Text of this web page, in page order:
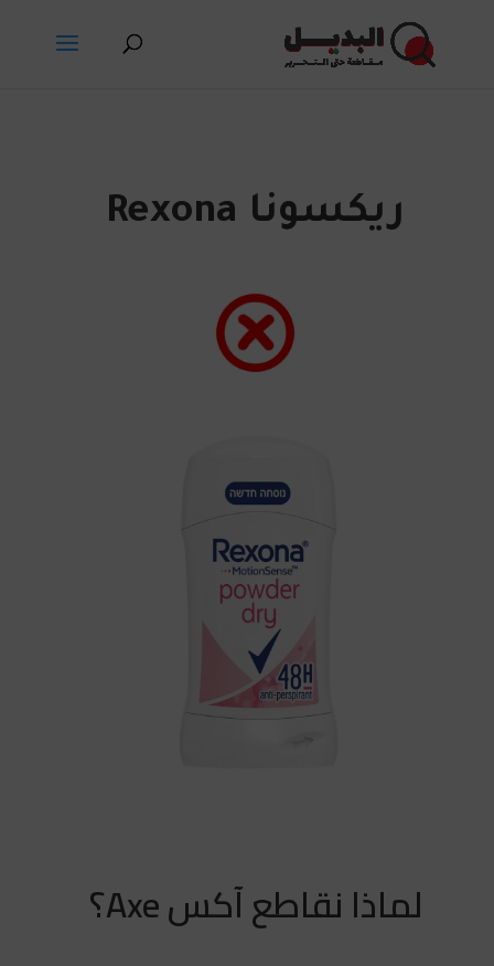
ريكسونا Rexona
لماذا نقاطع آكس Axe؟